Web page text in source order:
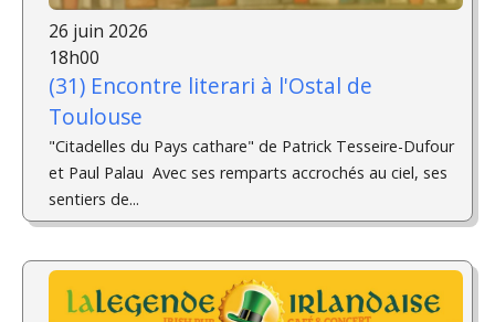
26 juin 2026
18h00
(31) Encontre literari à l'Ostal de
Toulouse
"Citadelles du Pays cathare" de Patrick Tesseire-Dufour
et Paul Palau ­ Avec ses remparts accrochés au ciel, ses
sentiers de...